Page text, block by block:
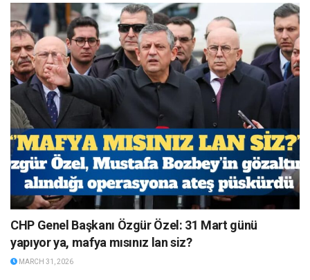
CHP Genel Başkanı Özgür Özel: 31 Mart günü
yapıyor ya, mafya mısınız lan siz?
MARCH 31, 2026